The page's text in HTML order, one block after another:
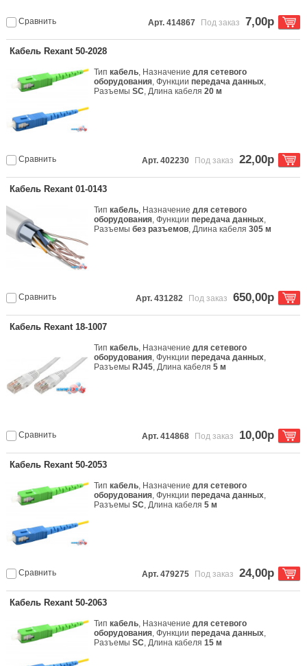
Сравнить Арт. 414867 Под заказ 7,00р
Кабель Rexant 50-2028
Типкабель, Назначениедля сетевого
оборудования, Функциипередача данных,
РазъемыSC, Длина кабеля20 м
Сравнить Арт. 402230 Под заказ 22,00р
Кабель Rexant 01-0143
Типкабель, Назначениедля сетевого
оборудования, Функциипередача данных,
Разъемыбез разъемов, Длина кабеля305 м
Сравнить Арт. 431282 Под заказ 650,00р
Кабель Rexant 18-1007
Типкабель, Назначениедля сетевого
оборудования, Функциипередача данных,
Разъемы RJ45, Длина кабеля5 м
Сравнить Арт. 414868 Под заказ 10,00р
Кабель Rexant 50-2053
Типкабель, Назначениедля сетевого
оборудования, Функциипередача данных,
РазъемыSC, Длина кабеля5 м
Сравнить Арт. 479275 Под заказ 24,00р
Кабель Rexant 50-2063
Типкабель, Назначениедля сетевого
оборудования, Функциипередача данных,
РазъемыSC, Длина кабеля15 м